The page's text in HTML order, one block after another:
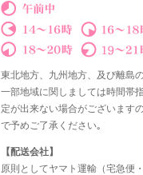
東北地方、九州地方、及び離島
一部地域に関しましては時間帯
定が出来ない場合がございます
で予めご了承ください｡
【配送会社】
原則としてヤマト運輸（宅急便